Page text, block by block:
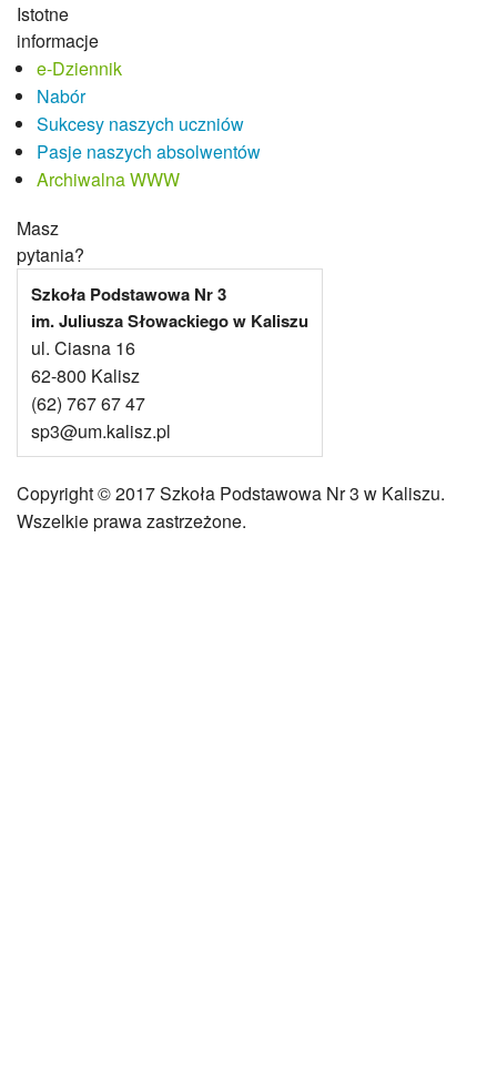
Istotne
informacje
e-Dziennik
Nabór
Sukcesy naszych uczniów
Pasje naszych absolwentów
Archiwalna WWW
Masz
pytania?
Szkoła Podstawowa Nr 3
im. Juliusza Słowackiego w Kaliszu
ul. Ciasna 16
62-800 Kalisz
(62) 767 67 47
sp3@um.kalisz.pl
Copyright © 2017 Szkoła Podstawowa Nr 3 w Kaliszu.
Wszelkie prawa zastrzeżone.